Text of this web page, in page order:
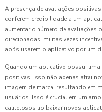
A presença de avaliações
conferem credibilidade a um
aumentar o número de avaliações
direcionadas, muitas vezes
após usarem o aplicativo por um
Quando um aplicativo possui
positivas, isso não apenas atrai
imagem de marca, resultando em
usuários. Isso é crucial em um
cautelosos ao baixar novos